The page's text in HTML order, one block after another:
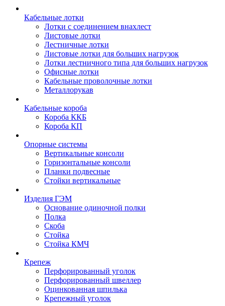
Кабельные лотки
Лотки с соединением внахлест
Листовые лотки
Лестничные лотки
Листовые лотки для больших нагрузок
Лотки лестничного типа для больших нагрузок
Офисные лотки
Кабельные проволочные лотки
Металлорукав
Кабельные короба
Короба ККБ
Короба КП
Опорные системы
Вертикальные консоли
Горизонтальные консоли
Планки подвесные
Стойки вертикальные
Изделия ГЭМ
Основание одиночной полки
Полка
Скоба
Стойка
Стойка КМЧ
Крепеж
Перфорированный уголок
Перфорированный швеллер
Оцинкованная шпилька
Крепежный уголок